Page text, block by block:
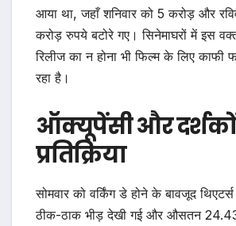
आया था, जहाँ शनिवार को 5 करोड़ और
करोड़ रुपये बटोरे गए। सिनेमाघरों में इस
रिलीज का न होना भी फिल्म के लिए काफी
रहा है।
ऑक्यूपेंसी और
प्रतिक्रिया
सोमवार को वर्किंग डे होने के बावजूद
ठीक-ठाक भीड़ देखी गई और औसतन